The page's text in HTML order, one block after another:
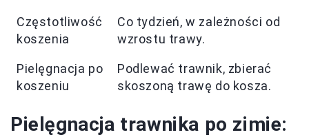
Częstotliwość
koszenia
Co tydzień, w zależności od
wzrostu trawy.
Pielęgnacja po
koszeniu
Podlewać trawnik, zbierać
skoszoną trawę do kosza.
Pielęgnacja trawnika po zimie: